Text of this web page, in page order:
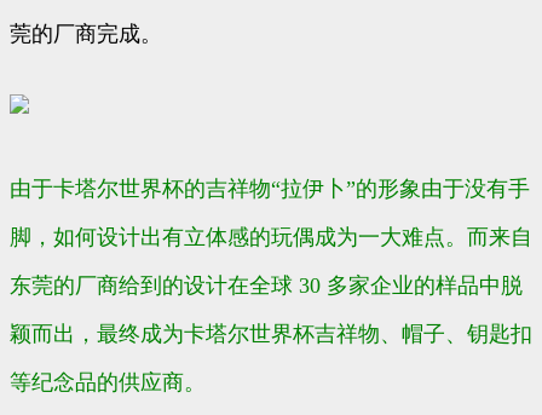
莞的厂商完成。
由于卡塔尔世界杯的吉祥物“拉伊卜”的形象由于没有手
脚，如何设计出有立体感的玩偶成为一大难点。而来自
东莞的厂商给到的设计在全球 30 多家企业的样品中脱
颖而出，最终成为卡塔尔世界杯吉祥物、帽子、钥匙扣
等纪念品的供应商。